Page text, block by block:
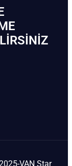
VAN Star